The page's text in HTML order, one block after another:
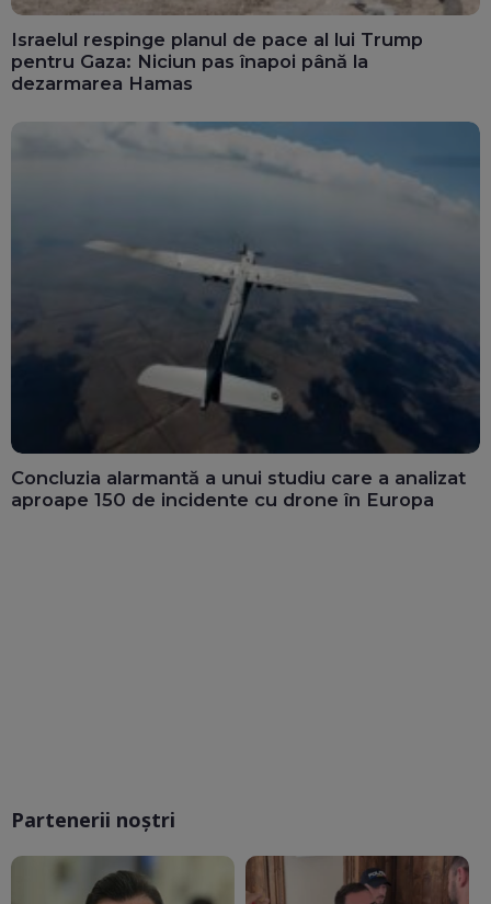
Israelul respinge planul de pace al lui Trump
pentru Gaza: Niciun pas înapoi până la
dezarmarea Hamas
Concluzia alarmantă a unui studiu care a analizat
aproape 150 de incidente cu drone în Europa
Partenerii noștri